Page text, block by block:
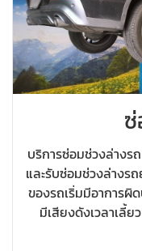
บริการซ่อมช่วงล่างร
และรับซ่อมช่วงล่างร
ของรถเริ่มมีอาการผิ
มีเสียงดังเวลาเลี้